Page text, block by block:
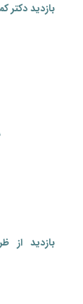
بازدید دکتر
بازدید از